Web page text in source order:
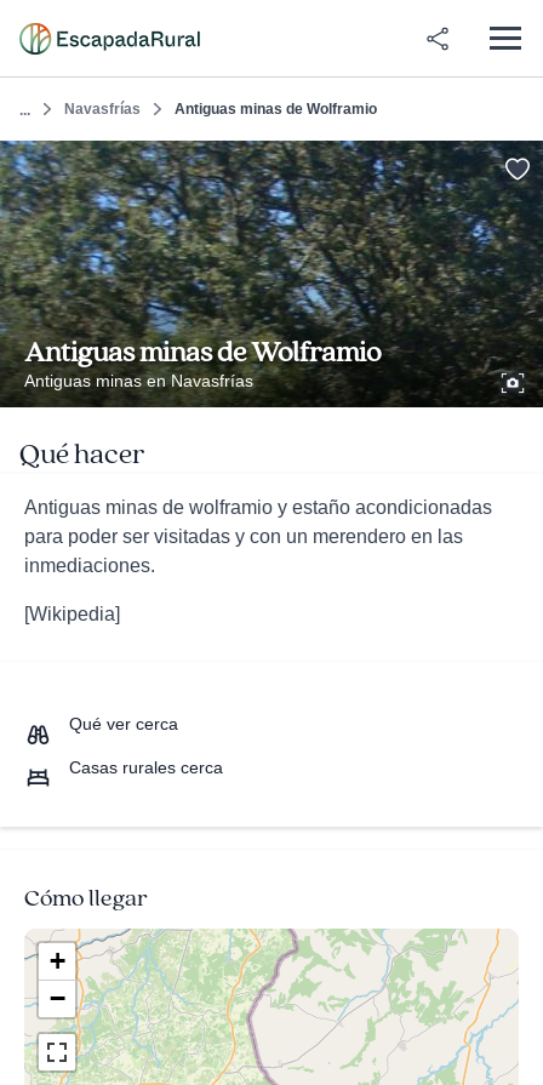
... Navasfrías Antiguas minas de Wolframio
Antiguas minas de Wolframio
Antiguas minas en Navasfrías
Qué hacer
Antiguas minas de wolframio y estaño acondicionadas
para poder ser visitadas y con un merendero en las
inmediaciones.
[Wikipedia]
Qué ver cerca
Casas rurales cerca
Cómo llegar
+
−